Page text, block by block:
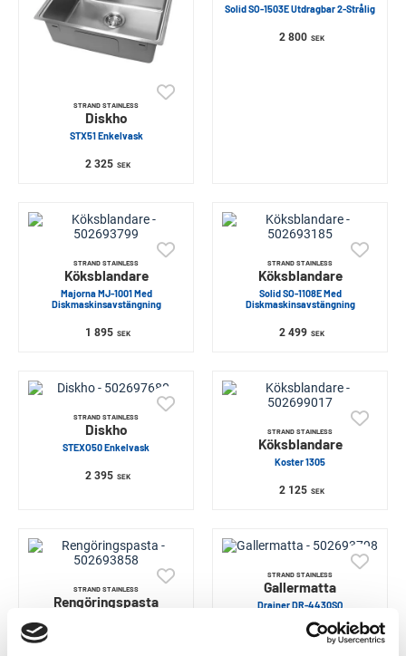
STRAND STAINLESS
Diskho
STX51 Enkelvask
2 325 SEK
Solid SO-1503E Utdragbar 2-Strålig
2 800 SEK
STRAND STAINLESS
Köksblandare
Majorna MJ-1001 Med
Diskmaskinsavstängning
1 895 SEK
STRAND STAINLESS
Köksblandare
Solid SO-1108E Med
Diskmaskinsavstängning
2 499 SEK
STRAND STAINLESS
Diskho
STEXO50 Enkelvask
2 395 SEK
STRAND STAINLESS
Köksblandare
Koster 1305
2 125 SEK
STRAND STAINLESS
Rengöringspasta
STRAND STAINLESS
Gallermatta
Drainer DR-4430SQ
SEK